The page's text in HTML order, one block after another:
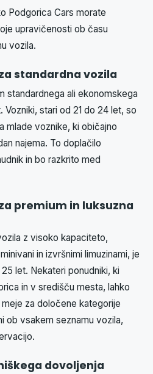
Podgorica Cars morate
upravičenosti ob času
vozila.
standardna vozila
standardnega ali ekonomskega
stari od 21 do 24 let, so
mlade voznike, ki običajno
najema. To doplačilo
in bo razkrito med
premium in luksuzna
z visoko kapaciteto,
in izvršnimi limuzinami, je
let. Nekateri ponudniki, ki
in v središču mesta, lahko
za določene kategorije
ob vsakem seznamu vozila,
dovoljenja